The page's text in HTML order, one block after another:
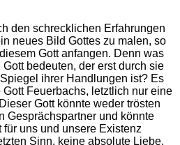
den schrecklichen Erfahrungen
neues Bild Gottes zu malen, so
Gott anfangen. Denn was
bedeuten, der erst durch sie
ihrer Handlungen ist? Es
Feuerbachs, letztlich nur eine
Gott könnte weder trösten
Gesprächspartner und könnte
uns und unsere Existenz
Sinn, keine absolute Liebe,